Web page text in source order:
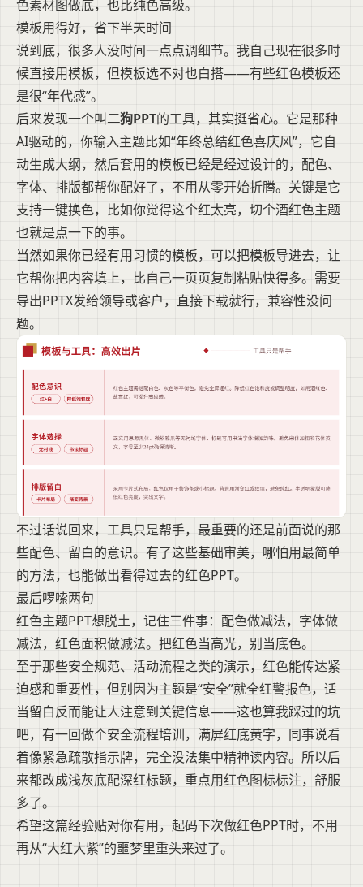
色素材图做底，也比纯色高级。
模板用得好，省下半天时间
说到底，很多人没时间一点点调细节。我自己现在很多时
候直接用模板，但模板选不对也白搭——有些红色模板还
是很“年代感”。
后来发现一个叫二狗PPT的工具，其实挺省心。它是那种
AI驱动的，你输入主题比如“年终总结红色喜庆风”，它自
动生成大纲，然后套用的模板已经是经过设计的，配色、
字体、排版都帮你配好了，不用从零开始折腾。关键是它
支持一键换色，比如你觉得这个红太亮，切个酒红色主题
也就是点一下的事。
当然如果你已经有用习惯的模板，可以把模板导进去，让
它帮你把内容填上，比自己一页页复制粘贴快得多。需要
导出PPTX发给领导或客户，直接下载就行，兼容性没问
题。
不过话说回来，工具只是帮手，最重要的还是前面说的那
些配色、留白的意识。有了这些基础审美，哪怕用最简单
的方法，也能做出看得过去的红色PPT。
最后啰嗦两句
红色主题PPT想脱土，记住三件事：配色做减法，字体做
减法，红色面积做减法。把红色当高光，别当底色。
至于那些安全规范、活动流程之类的演示，红色能传达紧
迫感和重要性，但别因为主题是“安全”就全红警报色，适
当留白反而能让人注意到关键信息——这也算我踩过的坑
吧，有一回做个安全流程培训，满屏红底黄字，同事说看
着像紧急疏散指示牌，完全没法集中精神读内容。所以后
来都改成浅灰底配深红标题，重点用红色图标标注，舒服
多了。
希望这篇经验贴对你有用，起码下次做红色PPT时，不用
再从“大红大紫”的噩梦里重头来过了。